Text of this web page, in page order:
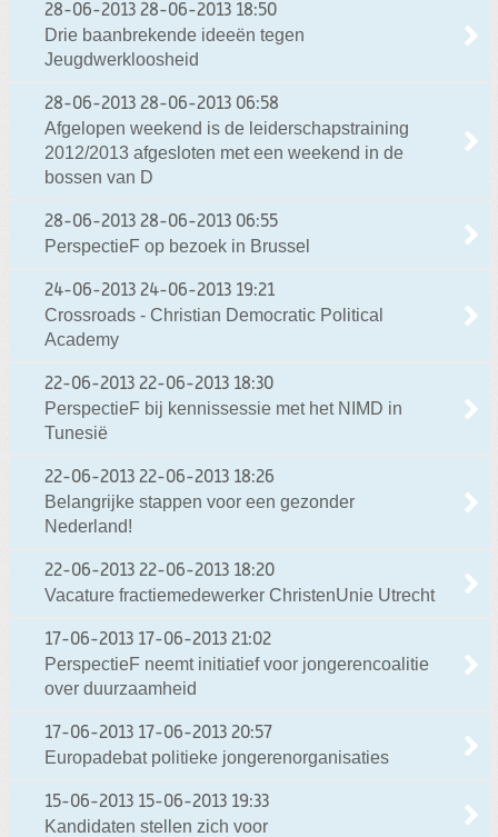
28-06-2013 28-06-2013 18:50
Drie baanbrekende ideeën tegen
Jeugdwerkloosheid
28-06-2013 28-06-2013 06:58
Afgelopen weekend is de leiderschapstraining
2012/2013 afgesloten met een weekend in de
bossen van D
28-06-2013 28-06-2013 06:55
PerspectieF op bezoek in Brussel
24-06-2013 24-06-2013 19:21
Crossroads - Christian Democratic Political
Academy
22-06-2013 22-06-2013 18:30
PerspectieF bij kennissessie met het NIMD in
Tunesië
22-06-2013 22-06-2013 18:26
Belangrijke stappen voor een gezonder
Nederland!
22-06-2013 22-06-2013 18:20
Vacature fractiemedewerker ChristenUnie Utrecht
17-06-2013 17-06-2013 21:02
PerspectieF neemt initiatief voor jongerencoalitie
over duurzaamheid
17-06-2013 17-06-2013 20:57
Europadebat politieke jongerenorganisaties
15-06-2013 15-06-2013 19:33
Kandidaten stellen zich voor